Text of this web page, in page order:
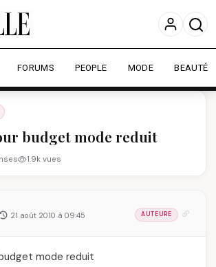
des cookies pour améliorer votre
mesurer l'audience.
En savoir plus
tout Personnaliser
FORUMS PEOPLE MODE BEAUTÉ
budget mode reduit
1.9k vues
21 août 2010 à 09:45 AUTEURE
mode reduit